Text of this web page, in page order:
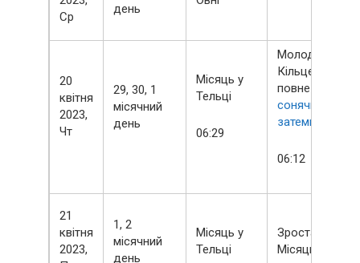
Ср
день
20
квітня
2023,
Чт
29, 30, 1
місячний
день
Місяць у
Тельці
06:29
Молодик
Кільцевий –
повне
сонячне
затемнення
06:12
21
квітня
2023,
1, 2
місячний
день
Місяць у
Тельці
Зростаючий
Місяць